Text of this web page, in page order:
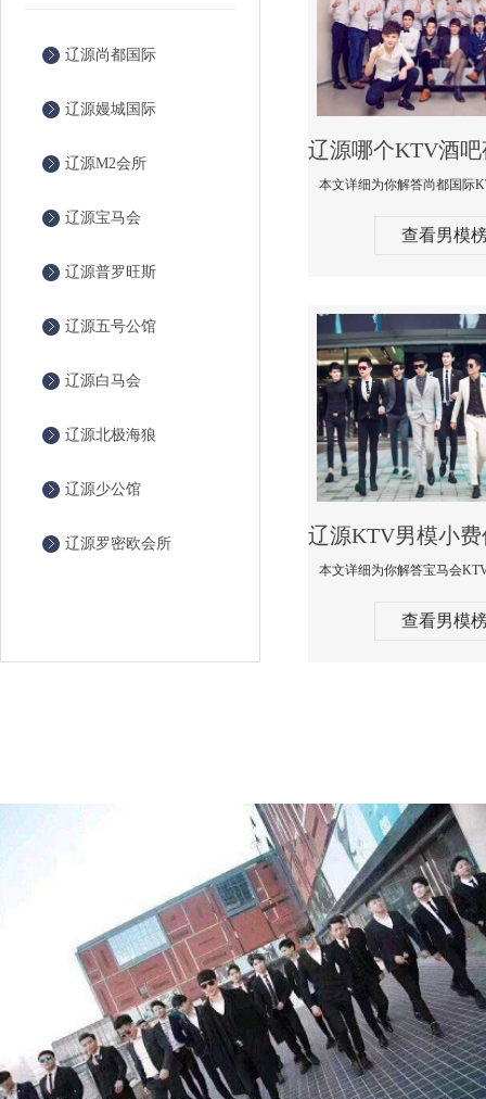
辽源尚都国际
辽源嫚城国际
辽源M2会所
辽源宝马会
辽源普罗旺斯
辽源五号公馆
辽源白马会
辽源北极海狼
辽源少公馆
辽源罗密欧会所
查看男模
查看男模